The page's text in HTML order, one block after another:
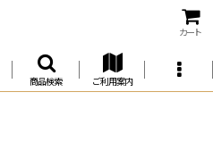
カート
商品検索 ご利用案内